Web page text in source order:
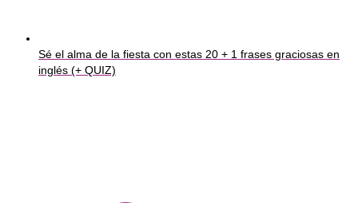
Sé el alma de la fiesta con estas 20 + 1 frases graciosas en
inglés (+ QUIZ)